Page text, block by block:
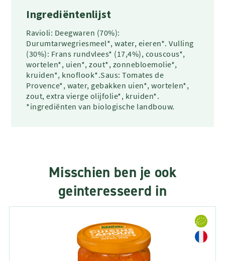
Ingrediëntenlijst
Ravioli: Deegwaren (70%):
Durumtarwegriesmeel*, water, eieren*. Vulling
(30%): Frans rundvlees* (17,4%), couscous*,
wortelen*, uien*, zout*, zonnebloemolie*,
kruiden*, knoflook*.Saus: Tomates de
Provence*, water, gebakken uien*, wortelen*,
zout, extra vierge olijfolie*, kruiden*.
*ingrediënten van biologische landbouw.
Misschien ben je ook
geinteresseerd in